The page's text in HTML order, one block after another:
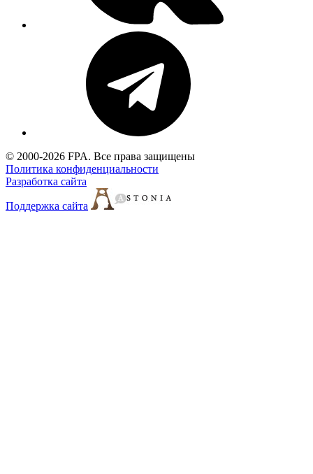
© 2000-2026 FPA. Все права защищены
Политика конфиденциальности
Разработка сайта
Поддержка сайта